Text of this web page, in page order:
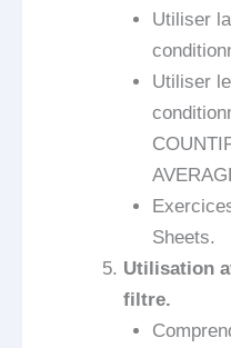
Utiliser
Utiliser
Sheets.
Utilisation
filtre.